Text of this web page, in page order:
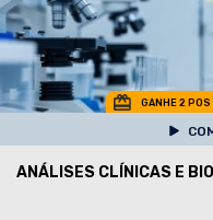
GANHE 2 POS
ANÁLISES CLÍNICAS E